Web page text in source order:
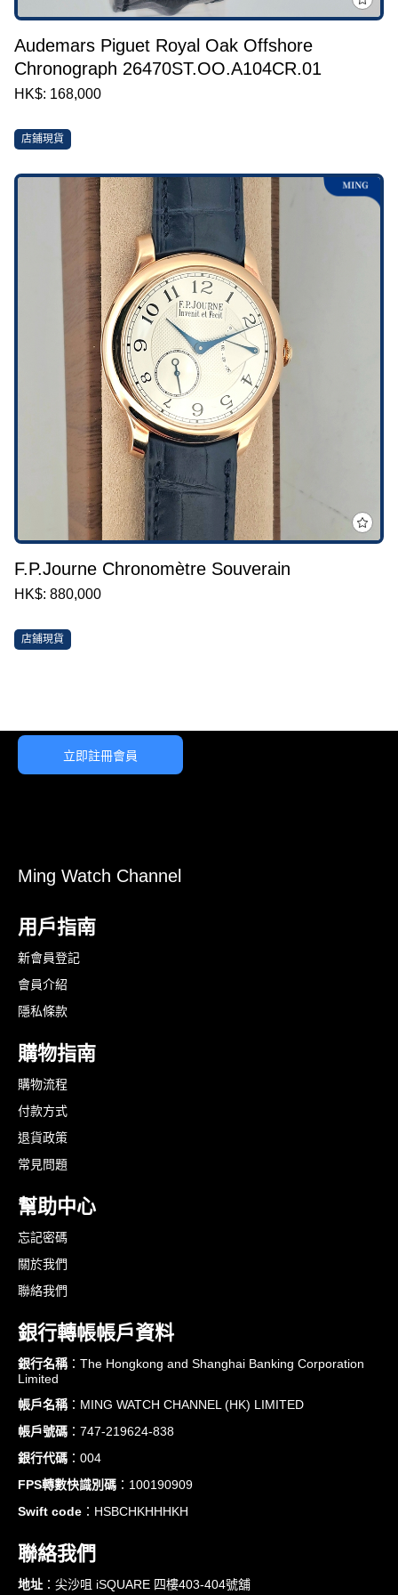
Audemars Piguet Royal Oak Offshore
Chronograph 26470ST.OO.A104CR.01
HK$: 168,000
店鋪現貨
F.P.Journe Chronomètre Souverain
HK$: 880,000
店鋪現貨
立即註冊會員
Ming Watch Channel
用戶指南
新會員登記
會員介紹
隱私條款
購物指南
購物流程
付款方式
退貨政策
常見問題
幫助中心
忘記密碼
關於我們
聯絡我們
銀行轉帳帳戶資料
銀行名稱：The Hongkong and Shanghai Banking Corporation
Limited
帳戶名稱：MING WATCH CHANNEL (HK) LIMITED
帳戶號碼 ：747-219624-838
銀行代碼 ：004
FPS轉數快識別碼 ：100190909
Swift code ：HSBCHKHHHKH
聯絡我們
地址 ：尖沙咀 iSQUARE 四樓403-404號舖